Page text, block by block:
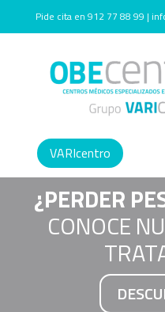
Pide cita en 912 77 88 99 |
VARIcentro
¿PERDER
CONOCE